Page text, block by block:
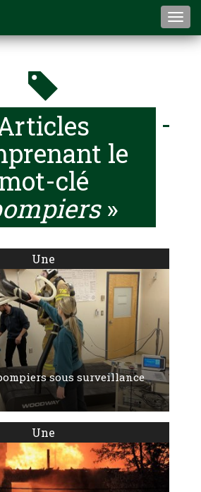
le
clé
»
Une
sous surveillance
Une